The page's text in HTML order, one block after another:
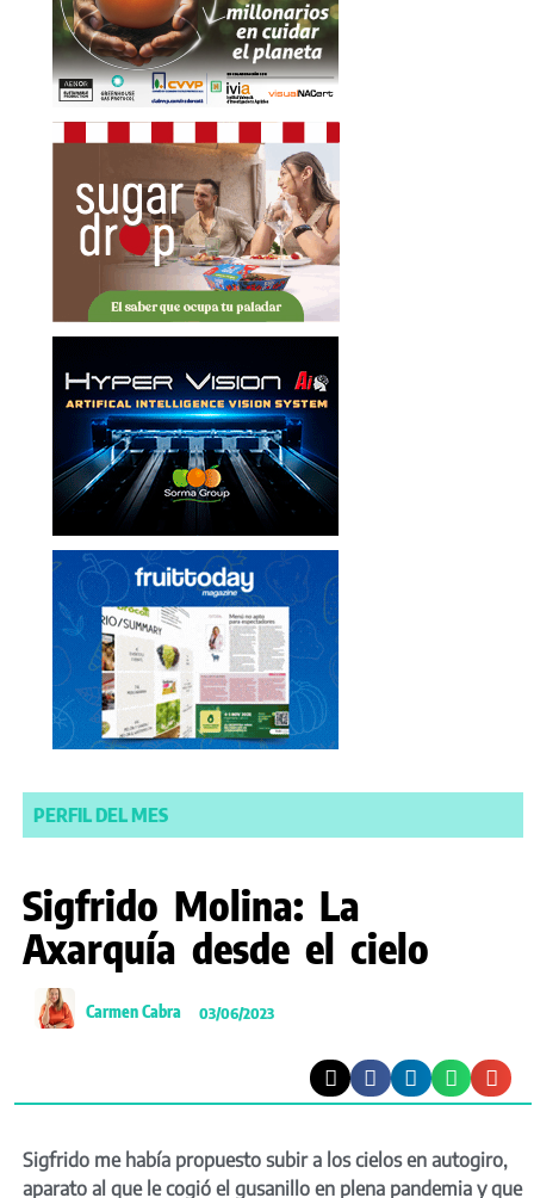
PERFIL DEL MES
Sigfrido Molina: La
Axarquía desde el cielo
Carmen Cabra 03/06/2023
Sigfrido me había propuesto subir a los cielos en autogiro,
aparato al que le cogió el gusanillo en plena pandemia y que